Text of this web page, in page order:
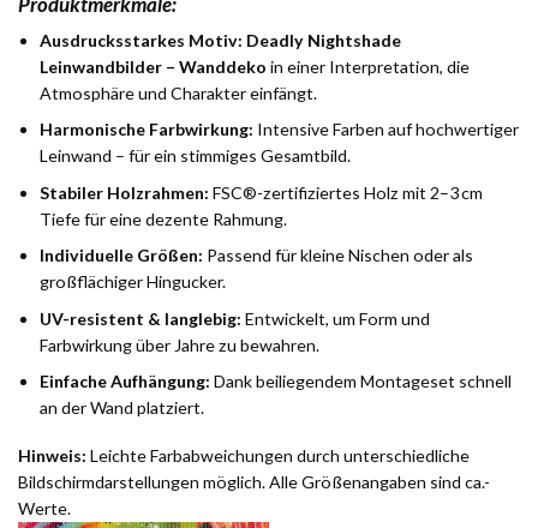
Ausdrucksstarkes Motiv: Deadly Nightshade
Leinwandbilder – Wanddeko in einer Interpretation, die
Atmosphäre und Charakter einfängt.
Harmonische Farbwirkung: Intensive Farben auf hochwertiger
Leinwand – für ein stimmiges Gesamtbild.
Stabiler Holzrahmen: FSC®-zertifiziertes Holz mit 2–3 cm
Tiefe für eine dezente Rahmung.
Individuelle Größen: Passend für kleine Nischen oder als
großflächiger Hingucker.
UV-resistent & langlebig: Entwickelt, um Form und
Farbwirkung über Jahre zu bewahren.
Einfache Aufhängung: Dank beiliegendem Montageset schnell
an der Wand platziert.
Hinweis: Leichte Farbabweichungen durch unterschiedliche
Bildschirmdarstellungen möglich. Alle Größenangaben sind ca.-
Werte.